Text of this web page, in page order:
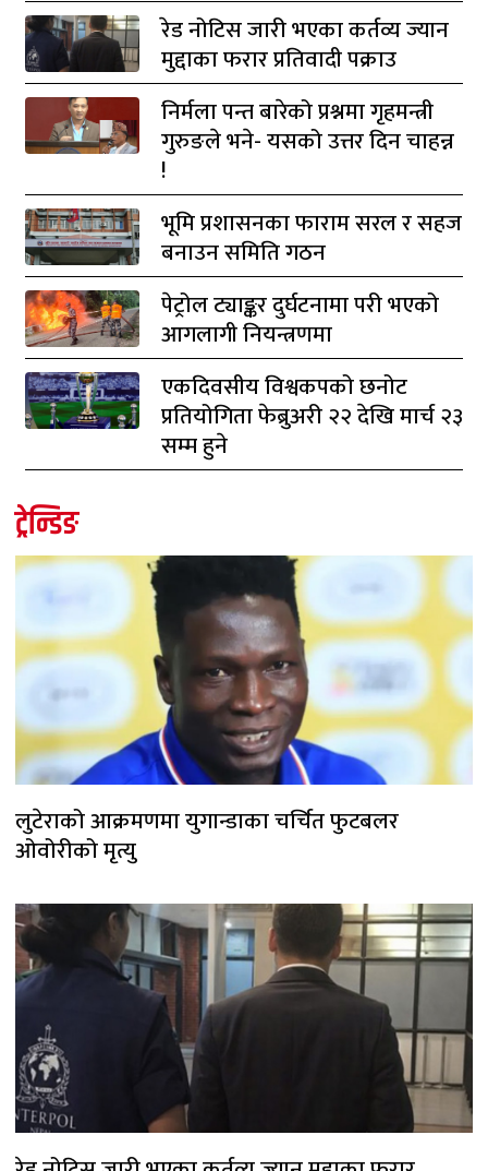
रेड नोटिस जारी भएका कर्तव्य ज्यान
मुद्दाका फरार प्रतिवादी पक्राउ
निर्मला पन्त बारेको प्रश्नमा गृहमन्त्री
गुरुङले भने- यसको उत्तर दिन चाहन्न
!
भूमि प्रशासनका फाराम सरल र सहज
बनाउन समिति गठन
पेट्रोल ट्याङ्कर दुर्घटनामा परी भएको
आगलागी नियन्त्रणमा
एकदिवसीय विश्वकपको छनोट
प्रतियोगिता फेब्रुअरी २२ देखि मार्च २३
सम्म हुने
ट्रेन्डिङ
लुटेराको आक्रमणमा युगान्डाका चर्चित फुटबलर
ओवोरीको मृत्यु